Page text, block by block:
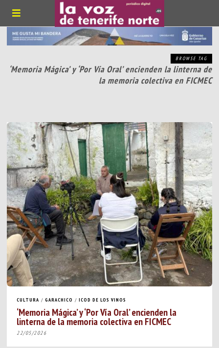
BROWSE TAG
‘Memoria Mágica’ y ‘Por Vía Oral’ encienden la linterna de
la memoria colectiva en FICMEC
CULTURA / GARACHICO / ICOD DE LOS VINOS
‘Memoria Mágica’ y ‘Por Vía Oral’ encienden la
linterna de la memoria colectiva en FICMEC
22/05/2026